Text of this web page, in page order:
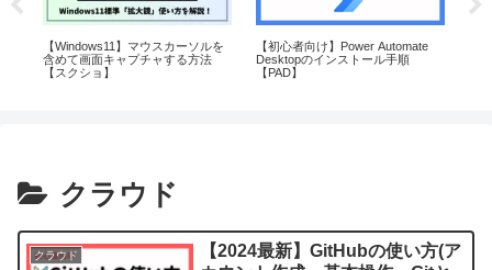
【Windows11】マウスカーソルを
含めて画面キャプチャする方法
【スクショ】
【初心者向け】Power Automate
Desktopのインストール手順
【PAD】
クラウド
クラウド
【2024最新】GitHubの使い方(ア